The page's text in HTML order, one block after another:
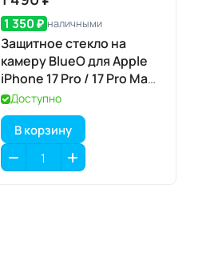
1 350 ₽ наличными
Защитное стекло на
камеру BlueO для Apple
iPhone 17 Pro / 17 Pro Max,
Aluminium, 3 шт., Silver
(серебристый), с
аппликатором
Доступно
В корзину